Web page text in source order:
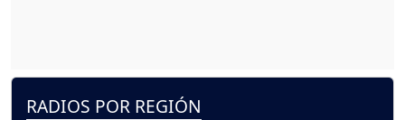
RADIOS POR REGIÓN